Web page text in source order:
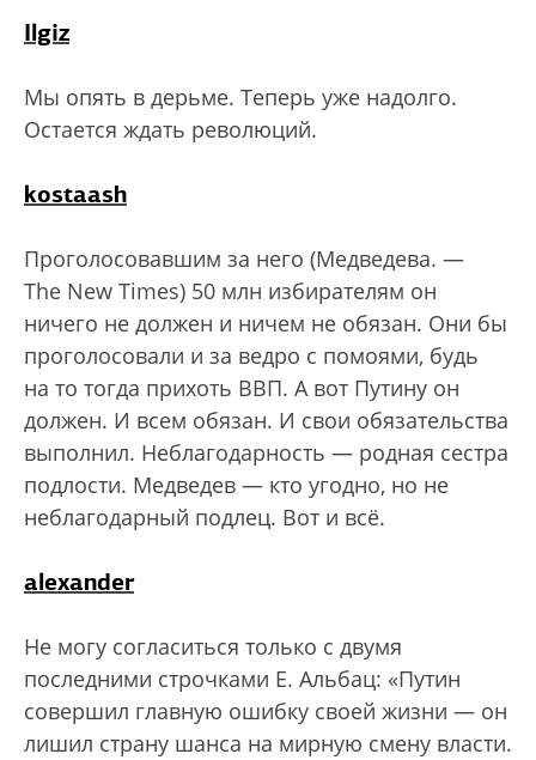
Ilgiz
Мы опять в дерьме. Теперь уже надолго.
Остается ждать революций.
kostaash
Проголосовавшим за него (Медведева. —
The New Times) 50 млн избирателям он
ничего не должен и ничем не обязан. Они бы
проголосовали и за ведро с помоями, будь
на то тогда прихоть ВВП. А вот Путину он
должен. И всем обязан. И свои обязательства
выполнил. Неблагодарность — родная сестра
подлости. Медведев — кто угодно, но не
неблагодарный подлец. Вот и всё.
alexander
Не могу согласиться только с двумя
последними строчками Е. Альбац: «Путин
совершил главную ошибку своей жизни — он
лишил страну шанса на мирную смену власти.